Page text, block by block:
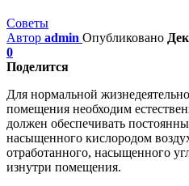
Советы
Автор admin Опубликовано
0
Поделится
Для нормальной
помещения необходим
должен обеспечивать
насыщенного кислородом
отработанного, насыщенного
изнутри помещения.